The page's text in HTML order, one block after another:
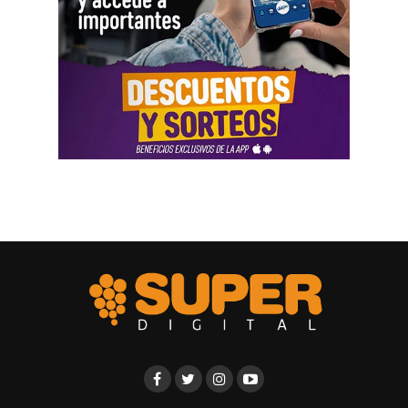
líneas más frecuentes que vas a encontrar son:
Línea 0 (Handicap parejo).Funciona como una
apuesta a «doble oportunidad reducida»: si gana tu
equipo, ganás la apuesta; si empata, se devuelve el
stake completo; si pierde, perdés la apuesta.
Línea -0.25 / +0.25.Divide la apuesta en dos
posibilidad de empate en la apuesta; gana o pierde
según el resultado directo del partido.
Línea -0.75 / +0.75.
Divide la apuesta entre una
intermedio cuando el equipo gana por
exactamente un gol de diferencia.
El enfrentamiento de semifinales entre ambos equipos se
saldó con una dramática victoria por 2-1 de La
albiceleste, que trajo a la memoria el espectacular gol de
Diego Maradona y la “Mano de Dios”, así como la
expulsión de David Beckham en 1998. Además, la
participación de Giuliano Simeone, hijo de Diego
Simeone, añadió un toque simbólico adicional al duelo.
oportunidad de apostar sobre si Cristiano Ronaldo lloraría
durante o después de uno de los partidos del torneo. Tras
la derrota de Portugal ante España en octavos de final, se
jugador había llorado, mientras que otros señalaban la
falta de imágenes claras que lo confirmaran. Al final,